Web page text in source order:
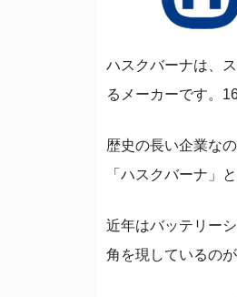
ハスクバーナは、
るメーカーです。
歴史の長い企業な
「ハスクバーナ」
近年はバッテリー
角を現しているのが